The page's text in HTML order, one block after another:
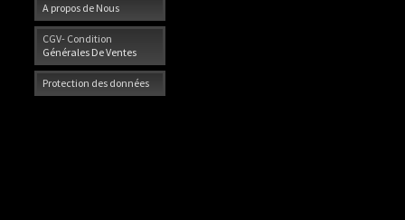
A propos de Nous
CGV- Condition
Générales De Ventes
Protection des données